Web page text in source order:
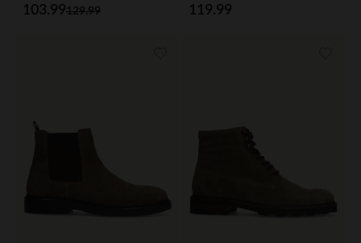
129.99
103.99 119.99